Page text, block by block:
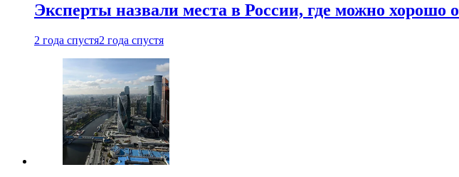
Эксперты назвали места в России, где можно хорошо
2 года спустя2 года спустя